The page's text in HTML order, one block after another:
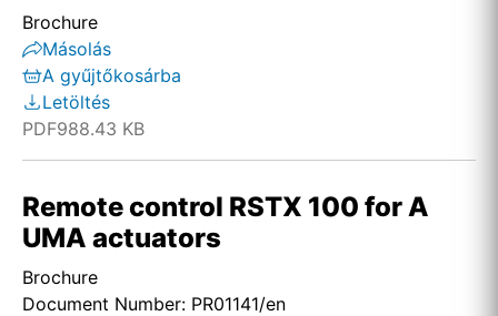
Brochure
Másolás
A gyűjtőkosárba
Letöltés
PDF988.43 KB
Remote control RSTX 100 for A
UMA actuators
Brochure
Document Number: PR01141/en